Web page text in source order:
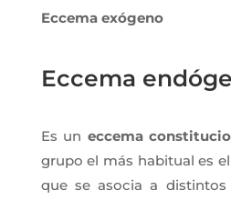
Eccema exógeno
Eccema
Es un eccema
grupo el más habitual es el
que se asocia a distintos